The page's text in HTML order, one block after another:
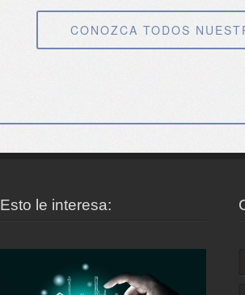
CONOZCA TODOS
Esto le interesa: